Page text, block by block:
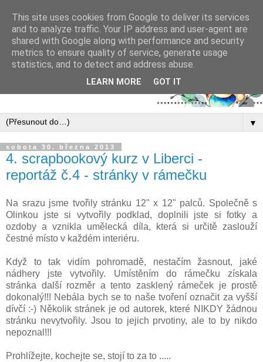
▼
sobota 30. března 2013
4. scrapbookový kurz v Liberci -
reportáž č.4 - stránky v rámečku
Na srazu jsme tvořily stránku 12" x 12" palců. Společně s
Olinkou jste si vytvořily podklad, doplnili jste si fotky a
ozdoby a vznikla umělecká díla, která si určitě zaslouží
čestné místo v každém interiéru.
Když to tak vidím pohromadě, nestačím žasnout, jaké
nádhery jste vytvořily. Umístěním do rámečku získala
stránka další rozměr a tento zasklený rámeček je prostě
dokonalý!!! Nebála bych se to naše tvoření označit za vyšší
dívčí :-) Několik stránek je od autorek, které NIKDY žádnou
stránku nevytvořily. Jsou to jejich prvotiny, ale to by nikdo
nepoznal!!!
Prohlížejte, kochejte se, stojí to za to .....
This site uses cookies from Google to deliver its services
and to analyze traffic. Your IP address and user-agent are
shared with Google along with performance and security
metrics to ensure quality of service, generate usage
statistics, and to detect and address abuse.
LEARN MORE GOT IT